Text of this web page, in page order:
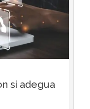
si adegua